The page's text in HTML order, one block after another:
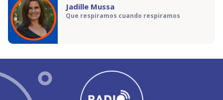
Jadille Mussa
Que respiramos cuando respiramos